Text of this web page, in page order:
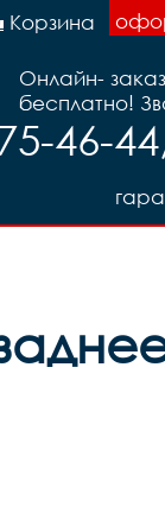
Корзина
Онлайн-
бесплатно!
46-